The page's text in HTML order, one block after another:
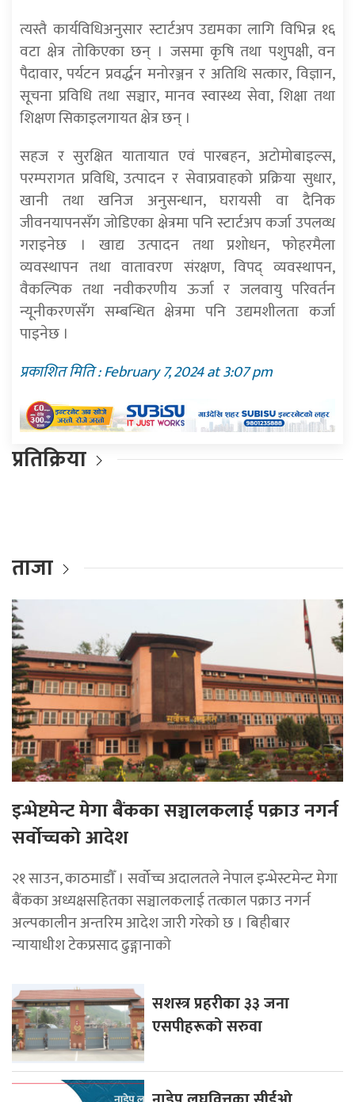
त्यस्तै कार्यविधिअनुसार स्टार्टअप उद्यमका लागि विभिन्न १६
वटा क्षेत्र तोकिएका छन् । जसमा कृषि तथा पशुपक्षी, वन
पैदावार, पर्यटन प्रवर्द्धन मनोरञ्जन र अतिथि सत्कार, विज्ञान,
सूचना प्रविधि तथा सञ्चार, मानव स्वास्थ्य सेवा, शिक्षा तथा
शिक्षण सिकाइलगायत क्षेत्र छन् ।
सहज र सुरक्षित यातायात एवं पारबहन, अटोमोबाइल्स,
परम्परागत प्रविधि, उत्पादन र सेवाप्रवाहको प्रक्रिया सुधार,
खानी तथा खनिज अनुसन्धान, घरायसी वा दैनिक
जीवनयापनसँग जोडिएका क्षेत्रमा पनि स्टार्टअप कर्जा उपलव्ध
गराइनेछ । खाद्य उत्पादन तथा प्रशोधन, फोहरमैला
व्यवस्थापन तथा वातावरण संरक्षण, विपद् व्यवस्थापन,
वैकल्पिक तथा नवीकरणीय ऊर्जा र जलवायु परिवर्तन
न्यूनीकरणसँग सम्बन्धित क्षेत्रमा पनि उद्यमशीलता कर्जा
पाइनेछ ।
प्रकाशित मिति : February 7, 2024 at 3:07 pm
प्रतिक्रिया
ताजा
इन्भेष्टमेन्ट मेगा बैंकका सञ्चालकलाई पक्राउ नगर्न
सर्वोच्चको आदेश
२१ साउन, काठमाडाैँ । सर्वोच्च अदालतले नेपाल इन्भेस्टमेन्ट मेगा
बैंकका अध्यक्षसहितका सञ्चालकलाई तत्काल पक्राउ नगर्न
अल्पकालीन अन्तरिम आदेश जारी गरेको छ । बिहीबार
न्यायाधीश टेकप्रसाद ढुङ्गानाको
सशस्त्र प्रहरीका ३३ जना
एसपीहरूको सरुवा